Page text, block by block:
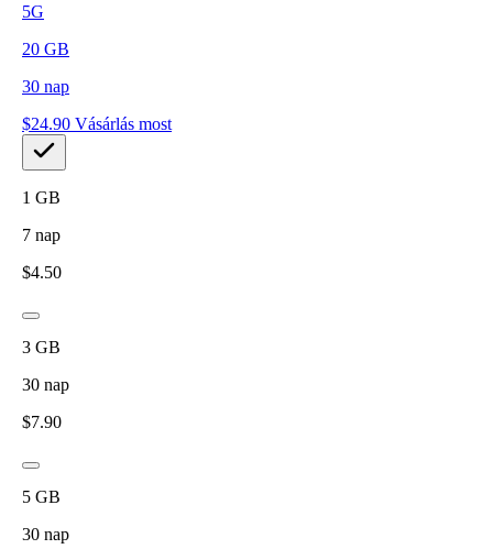
5G
20 GB
30 nap
$24.90 Vásárlás most
1 GB
7 nap
$4.50
3 GB
30 nap
$7.90
5 GB
30 nap